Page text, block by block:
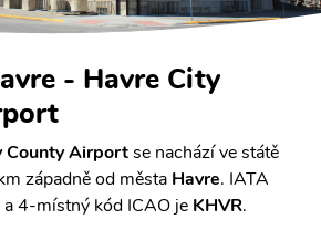
- Havre City
County Airportse nachází ve státě
západně od města Havre. IATA
a 4-místný kód ICAO je KHVR.